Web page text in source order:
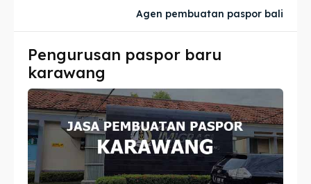
Imta
Legalisir
Apostille
Penerjemah
Imta
Legalisir
Apostille
Penerjemah
Agen pembuatan paspor bali
Pengurusan paspor baru
karawang